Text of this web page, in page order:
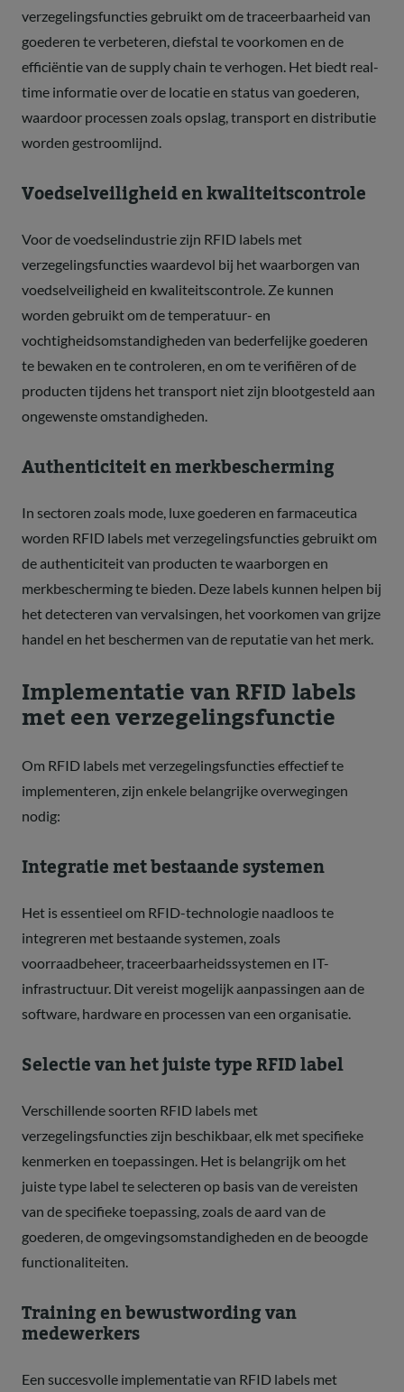
verzegelingsfuncties gebruikt om de traceerbaarheid van
goederen te verbeteren, diefstal te voorkomen en de
efficiëntie van de supply chain te verhogen. Het biedt real-
time informatie over de locatie en status van goederen,
waardoor processen zoals opslag, transport en distributie
worden gestroomlijnd.
Voedselveiligheid en kwaliteitscontrole
Voor de voedselindustrie zijn RFID labels met
verzegelingsfuncties waardevol bij het waarborgen van
voedselveiligheid en kwaliteitscontrole. Ze kunnen
worden gebruikt om de temperatuur- en
vochtigheidsomstandigheden van bederfelijke goederen
te bewaken en te controleren, en om te verifiëren of de
producten tijdens het transport niet zijn blootgesteld aan
ongewenste omstandigheden.
Authenticiteit en merkbescherming
In sectoren zoals mode, luxe goederen en farmaceutica
worden RFID labels met verzegelingsfuncties gebruikt om
de authenticiteit van producten te waarborgen en
merkbescherming te bieden. Deze labels kunnen helpen bij
het detecteren van vervalsingen, het voorkomen van grijze
handel en het beschermen van de reputatie van het merk.
Implementatie van RFID labels
met een verzegelingsfunctie
Om RFID labels met verzegelingsfuncties effectief te
implementeren, zijn enkele belangrijke overwegingen
nodig:
Integratie met bestaande systemen
Het is essentieel om RFID-technologie naadloos te
integreren met bestaande systemen, zoals
voorraadbeheer, traceerbaarheidssystemen en IT-
infrastructuur. Dit vereist mogelijk aanpassingen aan de
software, hardware en processen van een organisatie.
Selectie van het juiste type RFID label
Verschillende soorten RFID labels met
verzegelingsfuncties zijn beschikbaar, elk met specifieke
kenmerken en toepassingen. Het is belangrijk om het
juiste type label te selecteren op basis van de vereisten
van de specifieke toepassing, zoals de aard van de
goederen, de omgevingsomstandigheden en de beoogde
functionaliteiten.
Training en bewustwording van
medewerkers
Een succesvolle implementatie van RFID labels met